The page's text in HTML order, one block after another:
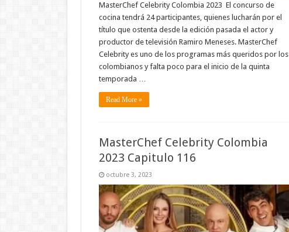
MasterChef Celebrity Colombia 2023 El concurso de
cocina tendrá 24 participantes, quienes lucharán por el
título que ostenta desde la edición pasada el actor y
productor de televisión Ramiro Meneses. MasterChef
Celebrity es uno de los programas más queridos por los
colombianos y falta poco para el inicio de la quinta
temporada …
Read More »
MasterChef Celebrity Colombia
2023 Capitulo 116
octubre 3, 2023